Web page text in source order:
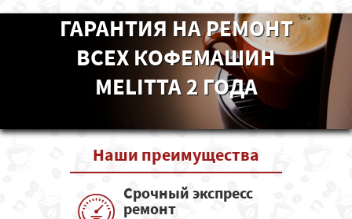
ГАРАНТИЯ НА РЕМОНТ
ВСЕХ КОФЕМАШИН
MELITTA 2 ГОДА
Наши преимущества
Срочный экспресс
ремонт